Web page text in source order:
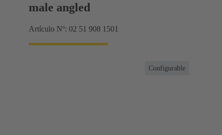
male angled
Artículo Nº: 02 51 908 1501
Configurable